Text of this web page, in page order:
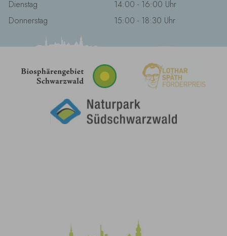
Dienstag
Donnerstag
14:00 - 16:00 Uhr
15:00 - 18:30 Uhr